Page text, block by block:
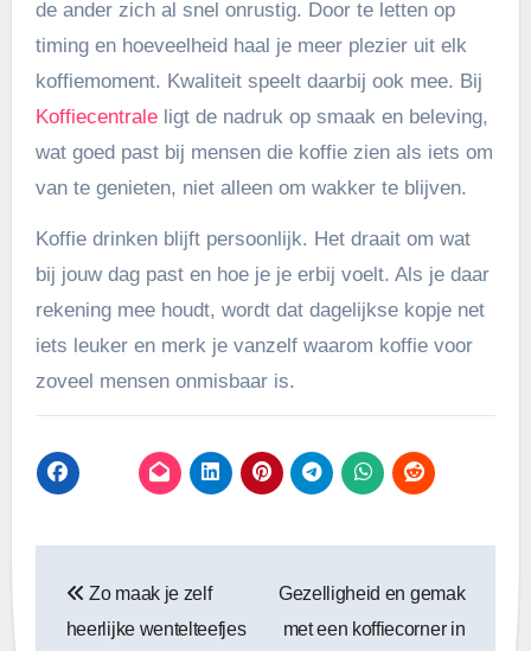
de ander zich al snel onrustig. Door te letten op
timing en hoeveelheid haal je meer plezier uit elk
koffiemoment. Kwaliteit speelt daarbij ook mee. Bij
Koffiecentraleligt de nadruk op smaak en beleving,
wat goed past bij mensen die koffie zien als iets om
van te genieten, niet alleen om wakker te blijven.
Koffie drinken blijft persoonlijk. Het draait om wat
bij jouw dag past en hoe je je erbij voelt. Als je daar
rekening mee houdt, wordt dat dagelijkse kopje net
iets leuker en merk je vanzelf waarom koffie voor
zoveel mensen onmisbaar is.
navigatie
Zo maak je zelf
heerlijke wentelteefjes
Gezelligheid en gemak
met een koffiecorner in